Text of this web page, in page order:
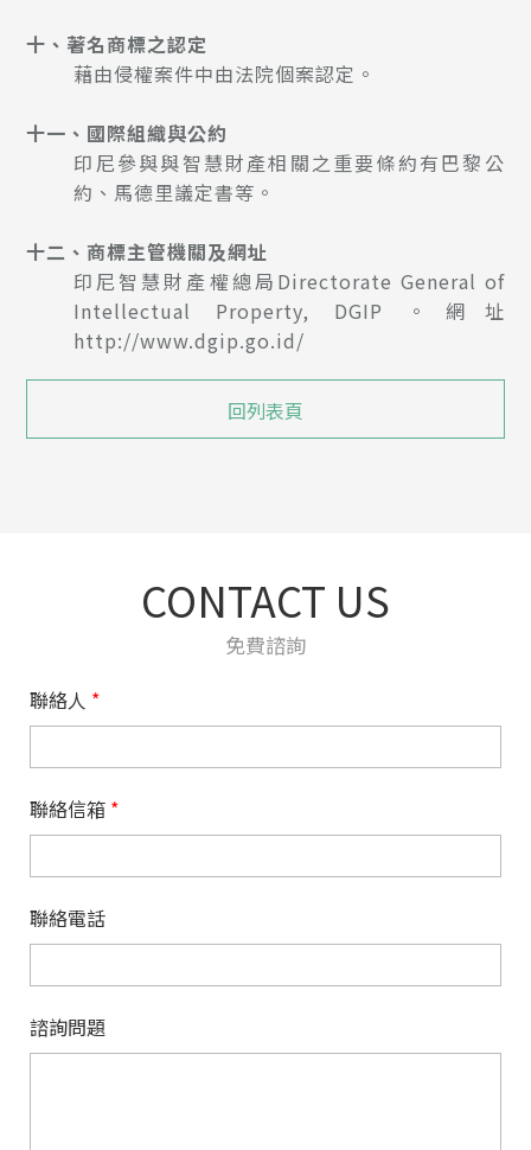
十、著名商標之認定
藉由侵權案件中由法院個案認定。
十一、國際組織與公約
印尼參與與智慧財產相關之重要條約有巴黎公
約、馬德里議定書等。
十二、商標主管機關及網址
印尼智慧財產權總局Directorate General of
Intellectual Property, DGIP 。網址
http://www.dgip.go.id/
回列表頁
CONTACT US
免費諮詢
聯絡人 *
聯絡信箱 *
聯絡電話
諮詢問題